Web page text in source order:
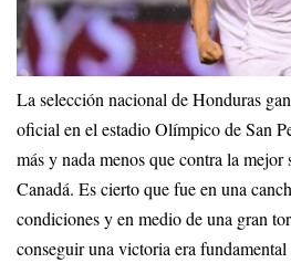
La selección nacional de Honduras
oficial en el estadio Olímpico de San
más y nada menos que contra la
Canadá. Es cierto que fue en una
condiciones y en medio de una gran
conseguir una victoria era